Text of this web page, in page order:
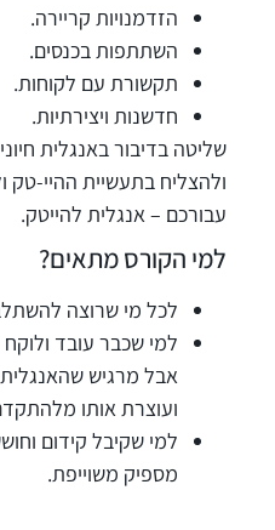
הזדמנויות קריירה.
השתתפות בכנסים.
תקשורת עם לקוחות.
חדשנות ויצירתיות.
שליטה בדיבור באנגלית
ולהצליח בתעשיית ההיי-טק
עבורכם – אנגלית להייטק.
למי הקורס מתאים?
לכל מי שרוצה
למי שכבר עובד
אבל מרגיש
ועוצרת אותו
למי שקיבל קידום
מספיק משוייפת.